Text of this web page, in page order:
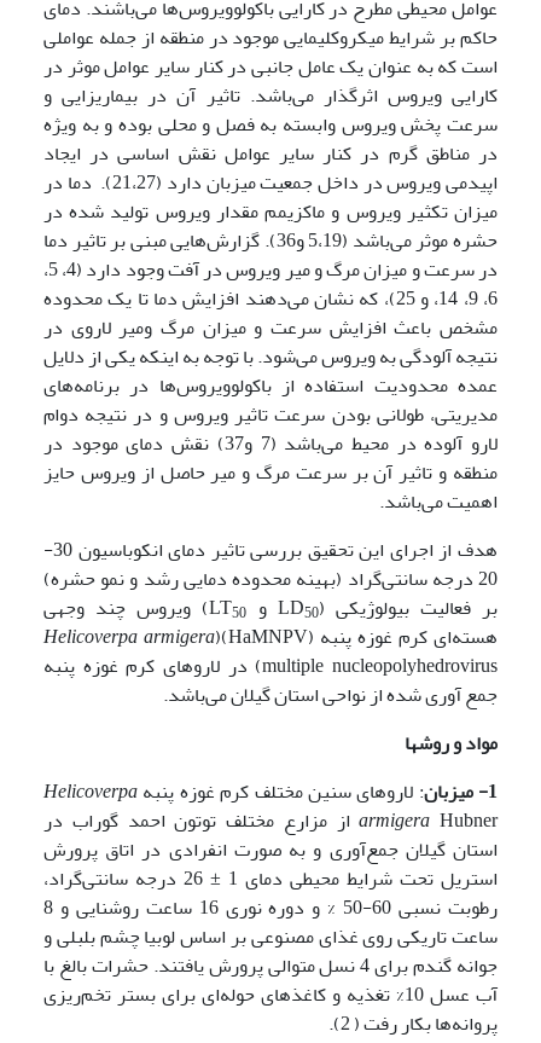
عوامل محیطی مطرح در کارایی باکولوویروس‌ها می‌باشند. دمای
حاکم بر شرایط میکروکلیمایی موجود در منطقه از جمله عواملی
است که به عنوان یک عامل جانبی در کنار سایر عوامل موثر در
کارایی ویروس اثرگذار می‌باشد. تاثیر آن در بیماریزایی و
سرعت پخش ویروس وابسته به فصل و محلی بوده و به ویژه
در مناطق گرم در کنار سایر عوامل نقش اساسی در ایجاد
اپیدمی ویروس در داخل جمعیت میزبان دارد (21،27). دما در
میزان تکثیر ویروس و ماکزیمم مقدار ویروس تولید شده در
حشره موثر می‌باشد (5،19 و36). گزارش‌هایی مبنی بر تاثیر دما
در سرعت و میزان مرگ و میر ویروس در آفت وجود دارد (4، 5،
6، 9، 14، و 25)، که نشان می‌دهند افزایش دما تا یک محدوده
مشخص باعث افزایش سرعت و میزان مرگ ومیر لاروی در
نتیجه آلودگی به ویروس می‌شود. با توجه به اینکه یکی از دلایل
عمده محدودیت استفاده از باکولوویروس‌ها در برنامه‌های
مدیریتی، طولانی بودن سرعت تاثیر ویروس و در نتیجه دوام
لارو آلوده در محیط می‌باشد (7 و37) نقش دمای موجود در
منطقه و تاثیر آن بر سرعت مرگ و میر حاصل از ویروس حایز
اهمیت می‌باشد.
هدف از اجرای این تحقیق بررسی تاثیر دمای انکوباسیون 30-
20 درجه سانتی‌گراد (بهینه محدوده دمایی رشد و نمو حشره)
بر فعالیت بیولوژیکی (LD50 و LT 50
) ویروس چند وجهی
هسته‌ای کرم غوزه پنبه (HaMNPV)(
Helicoverpa armigera
multiple nucleopolyhedrovirus) در لاروهای کرم غوزه پنبه
جمع آوری شده از نواحی استان گیلان می‌باشد.
مواد وروشها
1- میزبان
: لاروهای سنین مختلف کرم غوزه پنبهHelicoverpa
armigeraHubner از مزارع مختلف توتون احمد گوراب در
استان گیلان جمع‌آوری و به صورت انفرادی در اتاق پرورش
استریل تحت شرایط محیطی دمای 1 ± 26 درجه سانتی‌گراد،
رطوبت نسبی 60-50 % و دوره نوری 16 ساعت روشنایی و 8
ساعت تاریکی روی غذای مصنوعی بر اساس لوبیا چشم بلبلی و
جوانه گندم برای 4 نسل متوالی پرورش یافتند. حشرات بالغ با
آب عسل 10% تغذیه و کاغذهای حوله‌ای برای بستر تخم‌ریزی
پروانه‌ها بکار رفت ( 2).